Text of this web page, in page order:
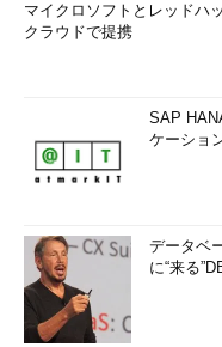
マイクロソフトとレッドハ
クラウドで提携
SAP
ケーショ
データベ
に“来る